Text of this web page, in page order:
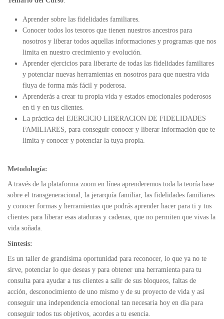
Aprender sobre las fidelidades familiares.
Conocer todos los tesoros que tienen nuestros ancestros para
nosotros y liberar todos aquellas informaciones y programas que nos
limita en nuestro crecimiento y evolución.
Aprender ejercicios para liberarte de todas las fidelidades familiares
y potenciar nuevas herramientas en nosotros para que nuestra vida
fluya de forma más fácil y poderosa.
Aprenderás a crear tu propia vida y estados emocionales poderosos
en ti y en tus clientes.
La práctica del EJERCICIO LIBERACION DE FIDELIDADES
FAMILIARES, para conseguir conocer y liberar información que te
limita y conocer y potenciar la tuya propia.
Metodología:
A través de la plataforma zoom en línea aprenderemos toda la teoría base
sobre el transgeneracional, la jerarquía familiar, las fidelidades familiares
y conocer formas y herramientas que podrás aprender hacer para ti y tus
clientes para liberar esas ataduras y cadenas, que no permiten que vivas la
vida soñada.
Síntesis:
Es un taller de grandísima oportunidad para reconocer, lo que ya no te
sirve, potenciar lo que deseas y para obtener una herramienta para tu
consulta para ayudar a tus clientes a salir de sus bloqueos, faltas de
acción, desconocimiento de uno mismo y de su proyecto de vida y así
conseguir una independencia emocional tan necesaria hoy en día para
conseguir todos tus objetivos, acordes a tu esencia.